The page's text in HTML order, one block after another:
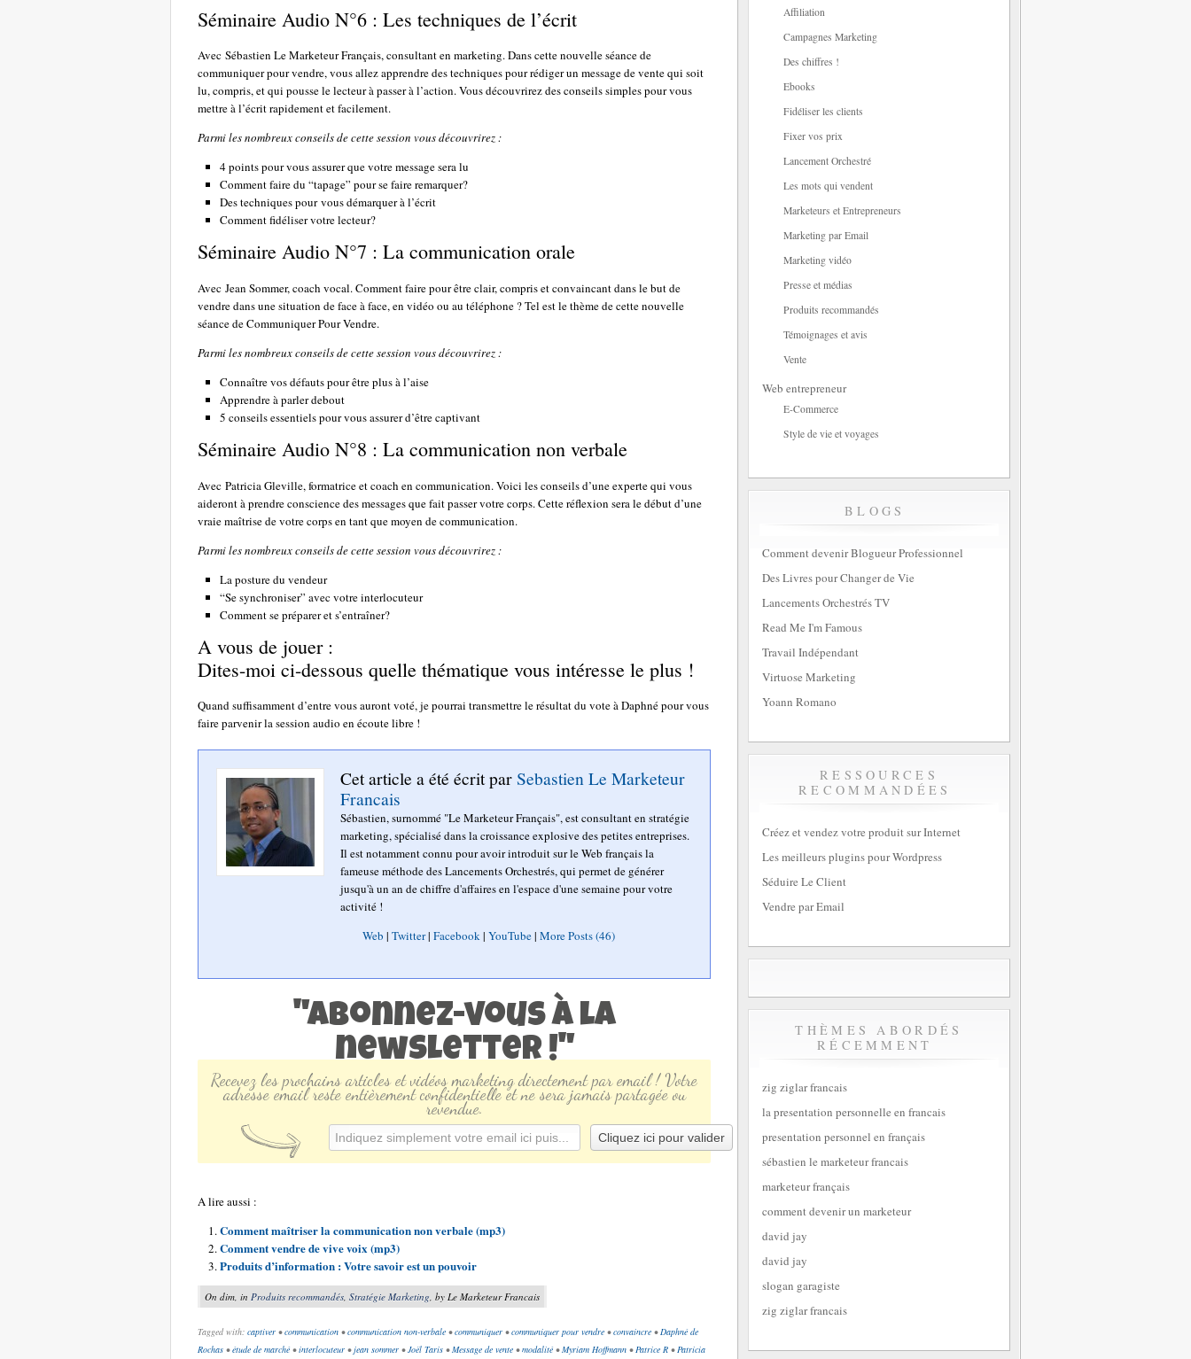
Séminaire Audio N°6 : Les techniques de l’écrit
Avec Sébastien Le Marketeur Français, consultant en marketing. Dans cette nouvelle séance de
communiquer pour vendre, vous allez apprendre des techniques pour rédiger un message de vente qui soit
lu, compris, et qui pousse le lecteur à passer à l’action. Vous découvrirez des conseils simples pour vous
mettre à l’écrit rapidement et facilement.
Parmi les nombreux conseils de cette session vous découvrirez :
4 points pour vous assurer que votre message sera lu
Comment faire du “tapage” pour se faire remarquer?
Des techniques pour vous démarquer à l’écrit
Comment fidéliser votre lecteur?
Séminaire Audio N°7 : La communication orale
Avec Jean Sommer, coach vocal. Comment faire pour être clair, compris et convaincant dans le but de
vendre dans une situation de face à face, en vidéo ou au téléphone ? Tel est le thème de cette nouvelle
séance de Communiquer Pour Vendre.
Parmi les nombreux conseils de cette session vous découvrirez :
Connaître vos défauts pour être plus à l’aise
Apprendre à parler debout
5 conseils essentiels pour vous assurer d’être captivant
Séminaire Audio N°8 : La communication non verbale
Avec Patricia Gleville, formatrice et coach en communication. Voici les conseils d’une experte qui vous
aideront à prendre conscience des messages que fait passer votre corps. Cette réflexion sera le début d’une
vraie maîtrise de votre corps en tant que moyen de communication.
Parmi les nombreux conseils de cette session vous découvrirez :
La posture du vendeur
“Se synchroniser” avec votre interlocuteur
Comment se préparer et s’entraîner?
A vous de jouer :
Dites-moi ci-dessous quelle thématique vous intéresse le plus !
Quand suffisamment d’entre vous auront voté, je pourrai transmettre le résultat du vote à Daphné pour vous
faire parvenir la session audio en écoute libre !
Cet article a été écrit parSebastien Le Marketeur
Francais
Sébastien, surnommé "Le Marketeur Français", est consultant en stratégie
marketing, spécialisé dans la croissance explosive des petites entreprises.
Il est notamment connu pour avoir introduit sur le Web français la
fameuse méthode des Lancements Orchestrés, qui permet de générer
jusqu'à un an de chiffre d'affaires en l'espace d'une semaine pour votre
activité !
Web | Twitter| Facebook| YouTube| More Posts (46)
"Abonnez-vous à la
newsletter !"
Recevez les prochains articles et vidéos marketing directement par email ! Votre
adresse email reste entièrement confidentielle et ne sera jamais partagée ou
revendue.
A lire aussi :
Comment maîtriser la communication non verbale (mp3)
Comment vendre de vive voix (mp3)
Produits d’information : Votre savoir est un pouvoir
On dim, in Produits recommandés, Stratégie Marketing, by Le Marketeur Francais
Tagged with: captiver •communication •communication non-verbale •communiquer •communiquer pour vendre •convaincre •Daphné de
Rochas •étude de marché •interlocuteur • jean sommer •Joël Taris •Message de vente •modalité •Myriam Hoffmann • Patrice R • Patricia
Affiliation
Campagnes Marketing
Des chiffres !
Ebooks
Fidéliser les clients
Fixer vos prix
Lancement Orchestré
Les mots qui vendent
Marketeurs et Entrepreneurs
Marketing par Email
Marketing vidéo
Presse et médias
Produits recommandés
Témoignages et avis
Vente
Web entrepreneur
E-Commerce
Style de vie et voyages
BLOGS
Comment devenir Blogueur Professionnel
Des Livres pour Changer de Vie
Lancements Orchestrés TV
Read Me I'm Famous
Travail Indépendant
Virtuose Marketing
Yoann Romano
RESSOURCES
RECOMMANDÉES
Créez et vendez votre produit sur Internet
Les meilleurs plugins pour Wordpress
Séduire Le Client
Vendre par Email
THÈMES ABORDÉS
RÉCEMMENT
zig ziglar francais
la presentation personnelle en francais
presentation personnel en français
sébastien le marketeur francais
marketeur français
comment devenir un marketeur
david jay
david jay
slogan garagiste
zig ziglar francais